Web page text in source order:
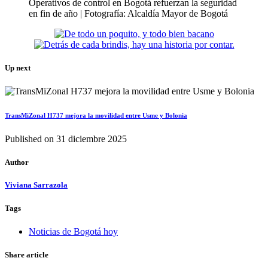
Operativos de control en Bogotá refuerzan la seguridad
en fin de año | Fotografía: Alcaldía Mayor de Bogotá
Up next
TransMiZonal H737 mejora la movilidad entre Usme y Bolonia
Published on 31 diciembre 2025
Author
Viviana Sarrazola
Tags
Noticias de Bogotá hoy
Share article